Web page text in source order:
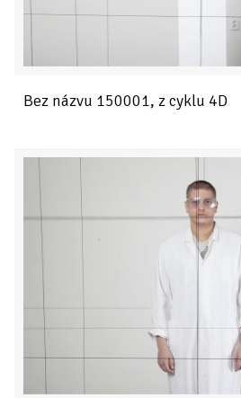
Bez názvu 150001, z cyklu 4D